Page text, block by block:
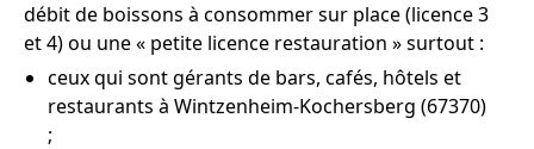
débit de boissons à consommer sur place (licence 3
et 4) ou une « petite licence restauration » surtout :
ceux qui sont gérants de bars, cafés, hôtels et
restaurants à Wintzenheim-Kochersberg (67370)
;